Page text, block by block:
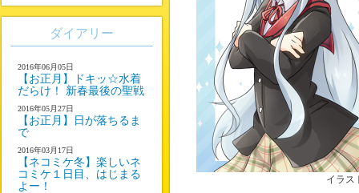
イラス
ダイアリー
2016年06月05日
【お正月】ドキッ☆水着
だらけ！ 新春最後の聖戦
2016年05月27日
【お正月】日が落ちるま
で
2016年03月17日
【ネコミケ冬】楽しいネ
コミケ１日目、はじまる
よー！